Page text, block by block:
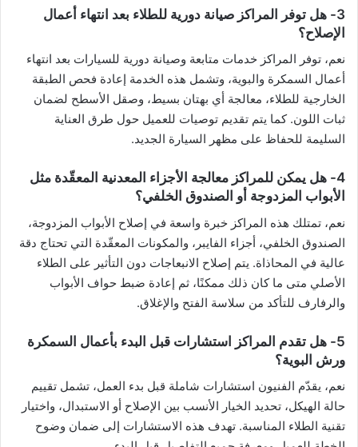
3- هل توفر المراكز صيانة دورية للطلاء بعد انتهاء أعمال
الإصلاح؟
نعم، توفر المراكز خدمات متابعة وصيانة دورية للسيارات بعد انتهاء
أعمال السمكرة والبوية، وتشمل هذه الخدمة إعادة فحص الطبقة
الخارجية للطلاء، معالجة أي بهتان بسيط، وصقل الأسطح لضمان
ثبات اللون. كما يتم تقديم توصيات للعميل حول طرق العناية
السليمة للحفاظ على مظهر السيارة الجديد.
4- هل يمكن للمراكز معالجة الأجزاء المعدنية المعقّدة مثل
الأبواب المزدوجة أو الصندوق الخلفي؟
نعم، تمتلك هذه المراكز خبرة واسعة في إصلاح الأبواب المزدوجة،
الصندوق الخلفي، أجزاء الفايبر، والمكونات المعقّدة التي تحتاج دقة
عالية في المحاذاة. يتم إصلاح الانبعاجات دون التأثير على الطلاء
الأصلي متى ما كان ذلك ممكنًا، ثم إعادة ضبط حواف الأبواب
والرفارف للتأكد من سلاسة الفتح والإغلاق.
5- هل تقدم المراكز استشارات قبل البدء بأعمال السمكرة
ورش البوية؟
نعم، يقدّم الفنيون استشارات شاملة قبل بدء العمل، تشمل تقييم
حالة الهيكل، تحديد الخيار الأنسب بين الإصلاح أو الاستبدال، واختيار
تقنية الطلاء المناسبة. تهدف هذه الاستشارات إلى ضمان وضوح